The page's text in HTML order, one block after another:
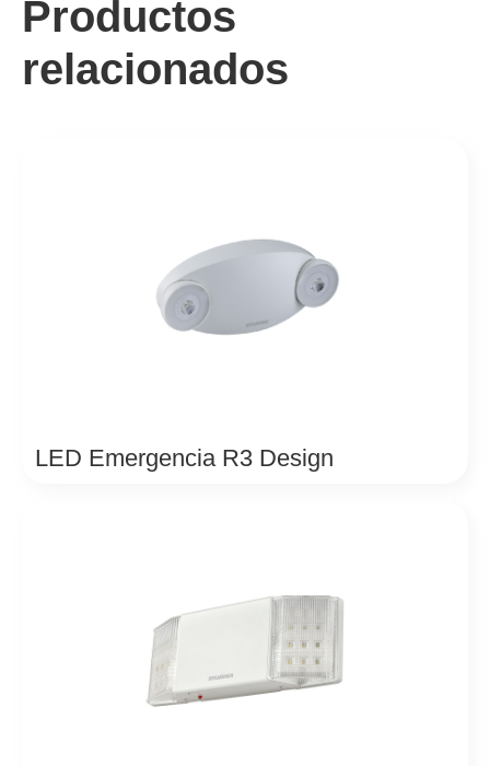
Productos
relacionados
LED Emergencia R3 Design